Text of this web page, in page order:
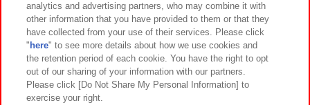
関連会社 サステナビリティ サイトポリシー
プライバシーポリシー ウェブアクセシビリティ方針と検証結果
お取引先さまとともに
analytics and advertising partners, who may combine it with
other information that you have provided to them or that they
have collected from your use of their services. Please click
" here" to see more details about how we use cookies and
the retention period of each cookie. You have the right to opt
out of our sharing of your information with our partners.
Please click [Do Not Share My Personal Information] to
exercise your right.